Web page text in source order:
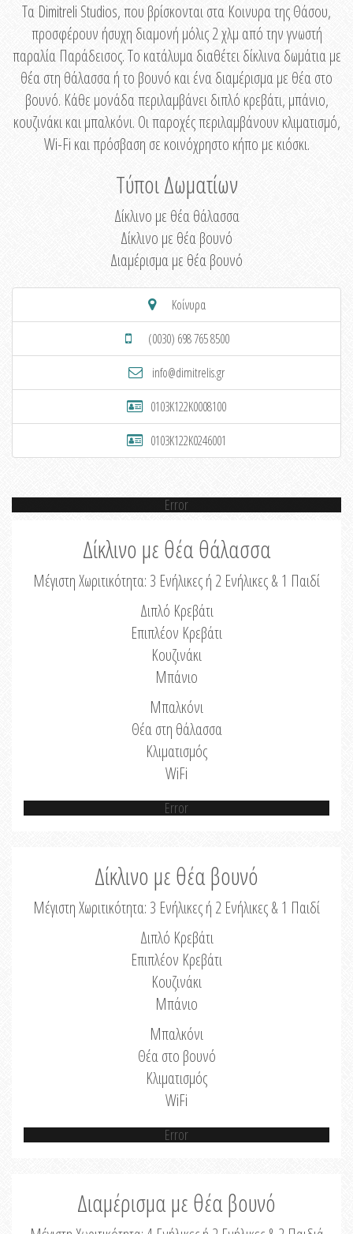
Τα Dimitreli Studios, που βρίσκονται στα Κοινυρα της Θάσου,
προσφέρουν ήσυχη διαμονή μόλις 2 χλμ από την γνωστή
παραλία Παράδεισος. Το κατάλυμα διαθέτει δίκλινα δωμάτια με
θέα στη θάλασσα ή το βουνό και ένα διαμέρισμα με θέα στο
βουνό. Κάθε μονάδα περιλαμβάνει διπλό κρεβάτι, μπάνιο,
κουζινάκι και μπαλκόνι. Οι παροχές περιλαμβάνουν κλιματισμό,
Wi-Fi και πρόσβαση σε κοινόχρηστο κήπο με κιόσκι.
Τύποι Δωματίων
Δίκλινο με θέα θάλασσα
Δίκλινο με θέα βουνό
Διαμέρισμα με θέα βουνό
Κοίνυρα
(0030) 698 765 8500
info@dimitrelis.gr
0103K122K0008100
0103K122K0246001
Error
Δίκλινο με θέα θάλασσα
Μέγιστη Χωριτικότητα: 3 Ενήλικες ή 2 Ενήλικες & 1 Παιδί
Διπλό Κρεβάτι
Επιπλέον Κρεβάτι
Κουζινάκι
Μπάνιο
Μπαλκόνι
Θέα στη θάλασσα
Κλιματισμός
WiFi
Error
Δίκλινο με θέα βουνό
Μέγιστη Χωριτικότητα: 3 Ενήλικες ή 2 Ενήλικες & 1 Παιδί
Διπλό Κρεβάτι
Επιπλέον Κρεβάτι
Κουζινάκι
Μπάνιο
Μπαλκόνι
Θέα στο βουνό
Κλιματισμός
WiFi
Error
Διαμέρισμα με θέα βουνό